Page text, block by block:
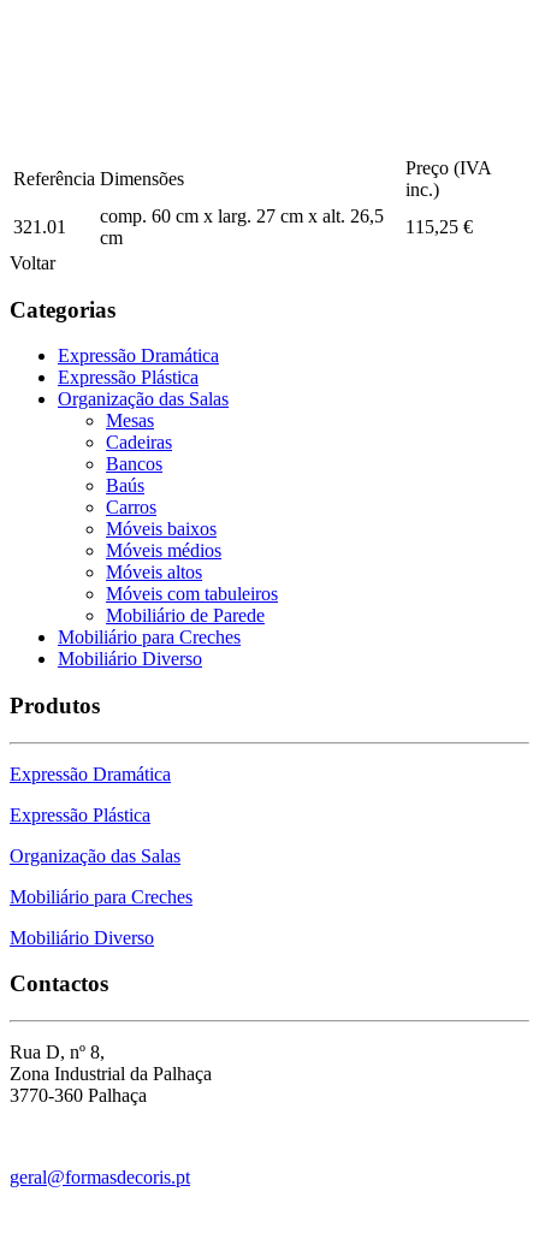
Referência Dimensões
Preço (IVA
inc.)
321.01
comp. 60 cm x larg. 27 cm x alt. 26,5
cm
115,25 €
Voltar
Categorias
Expressão Dramática
Expressão Plástica
Organização das Salas
Mesas
Cadeiras
Bancos
Baús
Carros
Móveis baixos
Móveis médios
Móveis altos
Móveis com tabuleiros
Mobiliário de Parede
Mobiliário para Creches
Mobiliário Diverso
Produtos
Expressão Dramática
Expressão Plástica
Organização das Salas
Mobiliário para Creches
Mobiliário Diverso
Contactos
Rua D, nº 8,
Zona Industrial da Palhaça
3770-360 Palhaça
geral@formasdecoris.pt